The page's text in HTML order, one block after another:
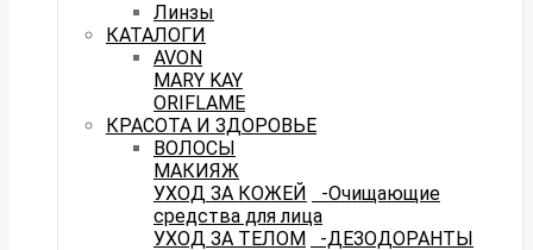
Линзы
КАТАЛОГИ
AVON
MARY KAY
ORIFLAME
КРАСОТА И ЗДОРОВЬЕ
ВОЛОСЫ
МАКИЯЖ
УХОД ЗА КОЖЕЙ
-Очищающие
средства для лица
УХОД ЗА ТЕЛОМ
-ДЕЗОДОРАНТЫ